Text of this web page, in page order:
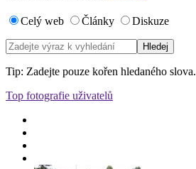
Celý web Články Diskuze
Tip: Zadejte pouze kořen hledaného slova.
Top fotografie uživatelů